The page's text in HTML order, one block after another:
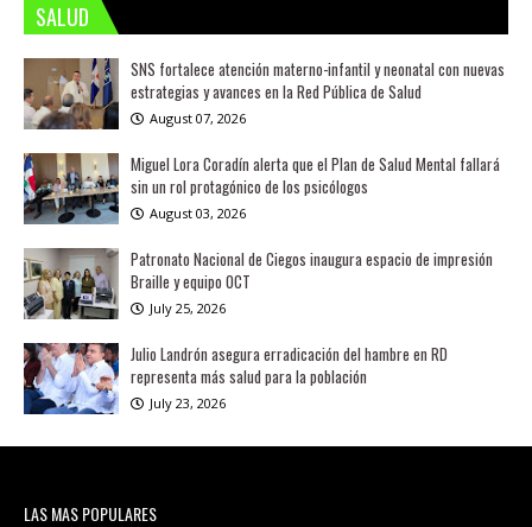
SALUD
SNS fortalece atención materno-infantil y neonatal con nuevas
estrategias y avances en la Red Pública de Salud
August 07, 2026
Miguel Lora Coradín alerta que el Plan de Salud Mental fallará
sin un rol protagónico de los psicólogos
August 03, 2026
Patronato Nacional de Ciegos inaugura espacio de impresión
Braille y equipo OCT
July 25, 2026
Julio Landrón asegura erradicación del hambre en RD
representa más salud para la población
July 23, 2026
LAS MAS POPULARES